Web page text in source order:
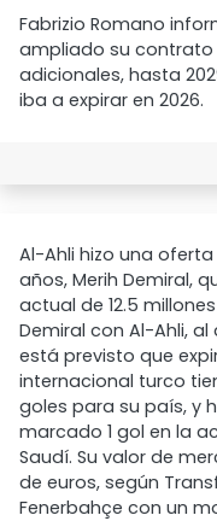
Fabrizio Romano
ampliado su contrato
adicionales, hasta
iba a expirar en 2026.
Al-Ahli hizo una
años, Merih Demiral,
actual de 12.5
Demiral con Al-Ahli,
está previsto que
internacional turco
goles para su país, y
marcado 1 gol en la
Saudí. Su valor de
de euros, según
Fenerbahçe con un